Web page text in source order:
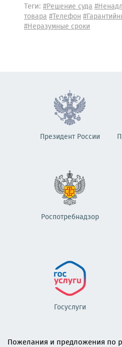
Теги: #Решение суда
товара#Телефон
#Неразумные сроки
Президент России
Роспотребнадзор
Госуслуги
Пожелания и предложения по